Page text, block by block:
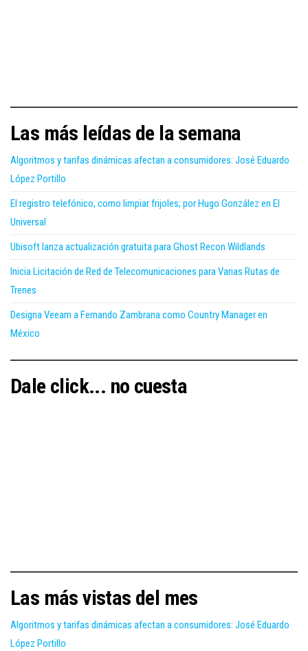
Las más leídas de la semana
Algoritmos y tarifas dinámicas afectan a consumidores: José Eduardo
López Portillo
El registro telefónico, como limpiar frijoles; por Hugo González en El
Universal
Ubisoft lanza actualización gratuita para Ghost Recon Wildlands
Inicia Licitación de Red de Telecomunicaciones para Varias Rutas de
Trenes
Designa Veeam a Fernando Zambrana como Country Manager en
México
Dale click... no cuesta
Las más vistas del mes
Algoritmos y tarifas dinámicas afectan a consumidores: José Eduardo
López Portillo